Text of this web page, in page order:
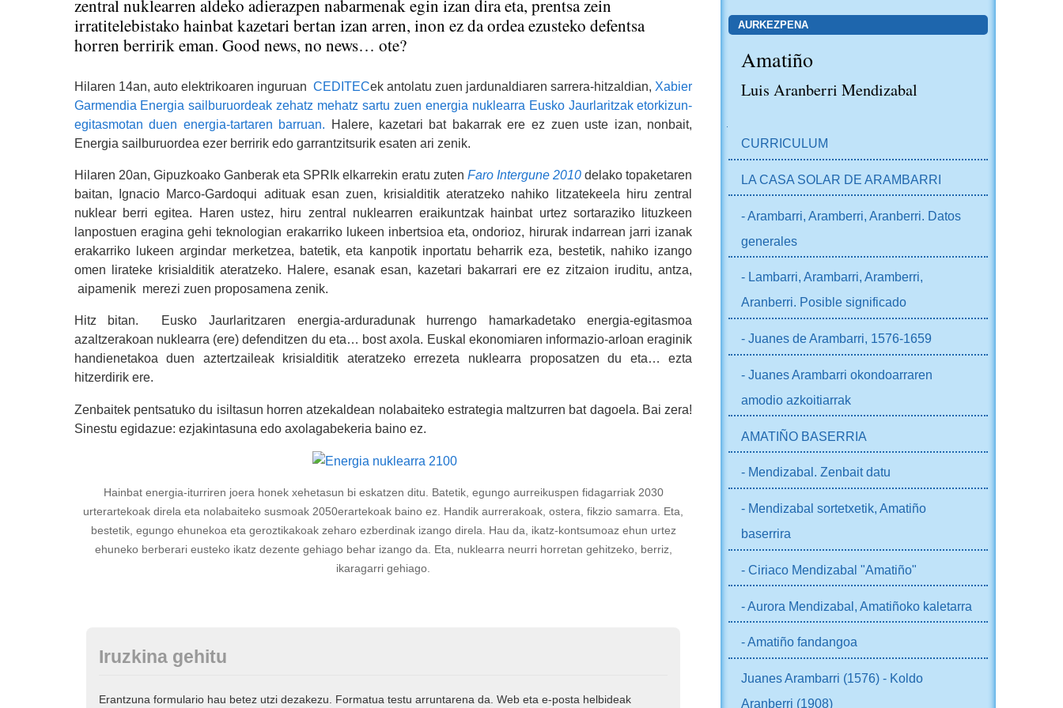
zentral nuklearren aldeko adierazpen nabarmenak egin izan dira eta, prentsa zein
irratitelebistako hainbat kazetari bertan izan arren, inon ez da ordea ezusteko defentsa
horren berririk eman. Good news, no news… ote?
Hilaren 14an, auto elektrikoaren inguruanCEDITECek antolatu zuen jardunaldiaren sarrera-hitzaldian, Xabier
Garmendia Energia sailburuordeak zehatz mehatz sartu zuen energia nuklearra Eusko Jaurlaritzak etorkizun-
egitasmotan duen energia-tartaren barruan. Halere, kazetari bat bakarrak ere ez zuen uste izan, nonbait,
Energia sailburuordea ezer berririk edo garrantzitsurik esaten ari zenik.
Hilaren 20an, Gipuzkoako Ganberak eta SPRIk elkarrekin eratu zuten Faro Intergune 2010 delako topaketaren
baitan, Ignacio Marco-Gardoqui adituak esan zuen, krisialditik ateratzeko nahiko litzatekeela hiru zentral
nuklear berri egitea. Haren ustez, hiru zentral nuklearren eraikuntzak hainbat urtez sortaraziko lituzkeen
lanpostuen eragina gehi teknologian erakarriko lukeen inbertsioa eta, ondorioz, hirurak indarrean jarri izanak
erakarriko lukeen argindar merketzea, batetik, eta kanpotik inportatu beharrik eza, bestetik, nahiko izango
omen lirateke krisialditik ateratzeko. Halere, esanak esan, kazetari bakarrari ere ez zitzaion iruditu, antza,
aipamenik merezi zuen proposamena zenik.
Hitz bitan. Eusko Jaurlaritzaren energia-arduradunak hurrengo hamarkadetako energia-egitasmoa
azaltzerakoan nuklearra (ere) defenditzen du eta… bost axola. Euskal ekonomiaren informazio-arloan eraginik
handienetakoa duen aztertzaileak krisialditik ateratzeko errezeta nuklearra proposatzen du eta… ezta
hitzerdirik ere.
Zenbaitek pentsatuko du isiltasun horren atzekaldean nolabaiteko estrategia maltzurren bat dagoela. Bai zera!
Sinestu egidazue: ezjakintasuna edo axolagabekeria baino ez.
Hainbat energia-iturriren joera honek xehetasun bi eskatzen ditu. Batetik, egungo aurreikuspen fidagarriak 2030
urterartekoak direla eta nolabaiteko susmoak 2050erartekoak baino ez. Handik aurrerakoak, ostera, fikzio samarra. Eta,
bestetik, egungo ehunekoa eta geroztikakoak zeharo ezberdinak izango direla. Hau da, ikatz-kontsumoaz ehun urtez
ehuneko berberari eusteko ikatz dezente gehiago behar izango da. Eta, nuklearra neurri horretan gehitzeko, berriz,
ikaragarri gehiago.
Iruzkina gehitu
Erantzuna formulario hau betez utzi dezakezu. Formatua testu arruntarena da. Web eta e-posta helbideak
AURKEZPENA
Amatiño
Luis Aranberri Mendizabal
CURRICULUM
LA CASA SOLAR DE ARAMBARRI
- Arambarri, Aramberri, Aranberri. Datos
generales
- Lambarri, Arambarri, Aramberri,
Aranberri. Posible significado
- Juanes de Arambarri, 1576-1659
- Juanes Arambarri okondoarraren
amodio azkoitiarrak
AMATIÑO BASERRIA
- Mendizabal. Zenbait datu
- Mendizabal sortetxetik, Amatiño
baserrira
- Ciriaco Mendizabal "Amatiño"
- Aurora Mendizabal, Amatiñoko kaletarra
- Amatiño fandangoa
Juanes Arambarri (1576) - Koldo
Aranberri (1908)